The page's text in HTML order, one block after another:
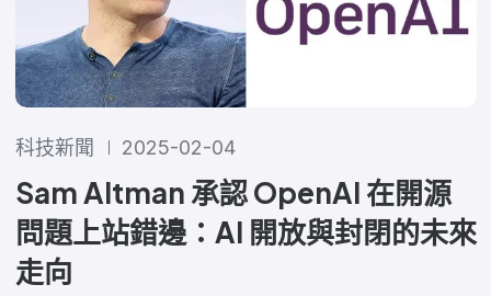
科技新聞 2025-02-04
Sam Altman 承認 OpenAI 在開源
問題上站錯邊：AI 開放與封閉的未來
走向